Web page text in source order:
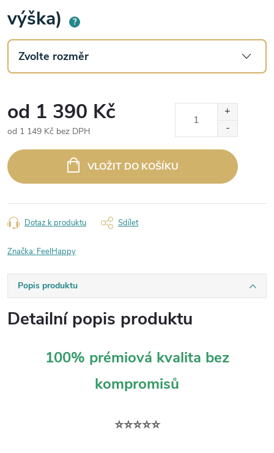
výška)
?
od 1 390 Kč
od 1 149 Kč bez DPH
cena:
VLOŽIT DO KOŠÍKU
Dotaz k produktu Sdílet
Značka: FeelHappy
Popis produktu
Detailní popis produktu
100% prémiová kvalita bez
kompromisů
⭐⭐⭐⭐⭐